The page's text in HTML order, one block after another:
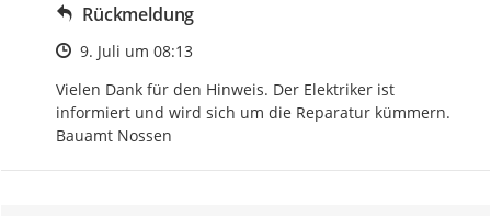
Rückmeldung
Zeitpunkt des Erstellens
9. Juli um 08:13
Vielen Dank für den Hinweis. Der Elektriker ist
informiert und wird sich um die Reparatur kümmern.
Bauamt Nossen